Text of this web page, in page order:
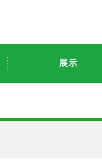
展示